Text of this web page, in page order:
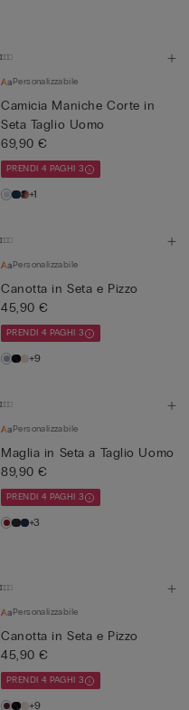
Personalizzabile
Camicia Maniche Corte in
Seta Taglio Uomo
69,90 €
PRENDI 4 PAGHI 3
+1
Personalizzabile
Canotta in Seta e Pizzo
45,90 €
PRENDI 4 PAGHI 3
+9
Personalizzabile
Maglia in Seta a Taglio Uomo
89,90 €
PRENDI 4 PAGHI 3
+3
Personalizzabile
Canotta in Seta e Pizzo
45,90 €
PRENDI 4 PAGHI 3
+9